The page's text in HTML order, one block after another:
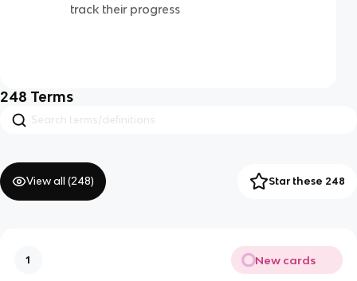
track their progress
248 Terms
View all (248) Star these 248
1 New cards